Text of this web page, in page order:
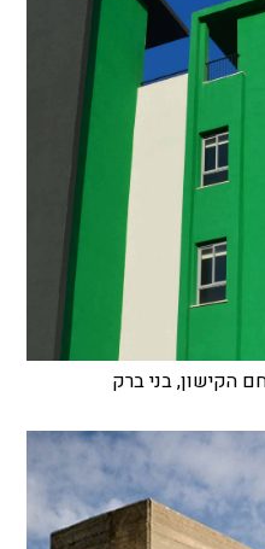
הקישון, בני ברק